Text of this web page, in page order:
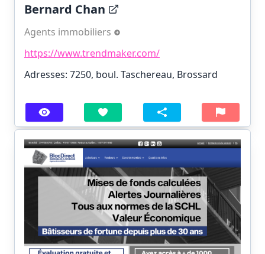
Bernard Chan
Agents immobiliers
https://www.trendmaker.com/
Adresses: 7250, boul. Taschereau, Brossard